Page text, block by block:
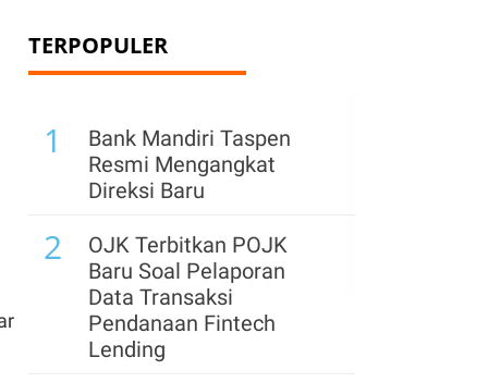
TERPOPULER
1
Bank Mandiri Taspen
Resmi Mengangkat
Direksi Baru
2
OJK Terbitkan POJK
Baru Soal Pelaporan
Data Transaksi
Pendanaan Fintech
Lending